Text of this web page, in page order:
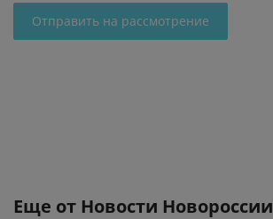
Отправить на рассмотрение
Еще от Новости Новороссии